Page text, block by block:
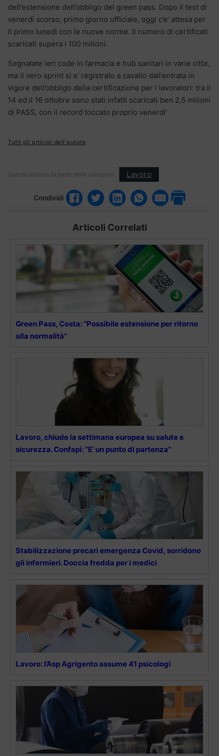
dell’estensione dell’obbligo del green pass. Dopo il test di
venerdì scorso, primo giorno ufficiale, oggi c’e’ attesa per
il primo lunedì con le nuove norme. Il numero di certificati
scaricati supera i 100 milioni.
Segnalate ieri code in farmacia e hub sanitari in varie citta’,
ma il vero sprint si e’ registrato a cavallo dall’entrata in
vigore dell’obbligo della certificazione per i lavoratori: tra il
14 ed il 16 ottobre sono stati infatti scaricati ben 2,5 milioni
di PASS, con il record toccato proprio venerdi’
Tutti gli articoli dell'autore
Questo articolo fa parte delle categorie: Lavoro
Condividi
Articoli Correlati
Green Pass, Costa: “Possibile estensione per ritorno
alla normalità”
Lavoro, chiude la settimana europea su salute e
sicurezza. Confapi: “E’ un punto di partenza”
Stabilizzazione precari emergenza Covid, sorridono
gli infermieri. Doccia fredda per i medici
Lavoro: l’Asp Agrigento assume 41 psicologi